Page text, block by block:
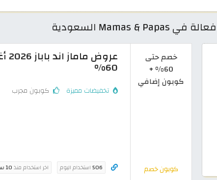
خصم حتى
60% +
كوبون إضافي
كوبون خصم
60%
تخفيضات مميزة كوبون مجرب
506استخدام اليوم اخر استخدام منذ10 ساعة